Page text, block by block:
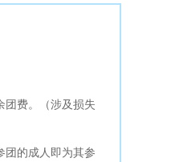
团费。（涉及损失
团的成人即为其参